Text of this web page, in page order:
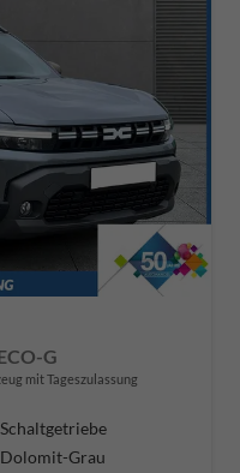
G
mit Tageszulassung
Schaltgetriebe
Dolomit-Grau